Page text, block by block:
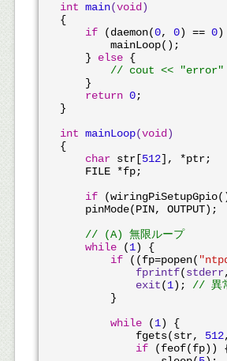
int main(void )
{
if (daemon(0, 0) == 0
        mainLoop();
    }
else {
// cout << "error"
    }
return 0;
}
int mainLoop(void )
{
char str[512], *ptr;
    FILE *fp;
if
    pinMode(PIN, OUTPUT);
// (A) 無限ループ
while (1) {
if ((fp=popen(
fprintf(stderr
exit(1); // 異
        }
while (1) {
            fgets(str,
512
if (feof(fp))